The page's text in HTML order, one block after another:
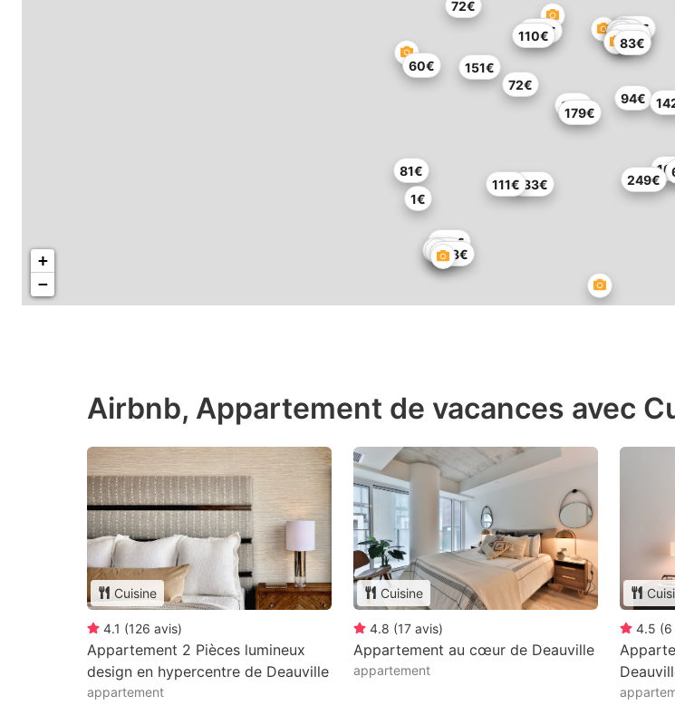
179€
151€
105€
132€
183€
83€
60€
68€
81€
72€
94€
1€
113€
110€
114€
108€
83€
111€
110€
249€
72€
+
−
Airbnb, Appartement de vacances avec
Cuisine
4.1 (126 avis)
Appartement 2 Pièces lumineux
design en hypercentre de Deauville
appartement
Cuisine
4.8 (17 avis)
Appartement au cœur de Deauville
appartement
4.5 (6